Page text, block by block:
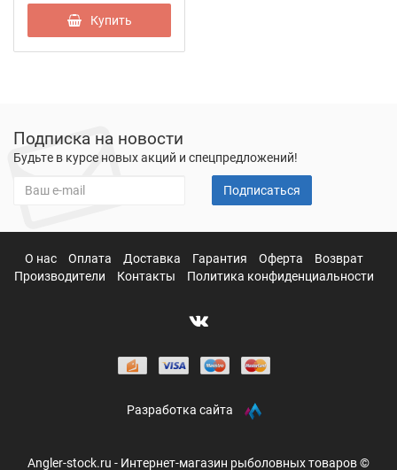
Купить
Подписка на новости
Будьте в курсе новых акций и спецпредложений!
Подписаться
О нас Оплата Доставка Гарантия Оферта
Возврат
Производители
Контакты Политика конфиденциальности
Разработка сайта
Angler-stock.ru - Интернет-магазин рыболовных товаров ©